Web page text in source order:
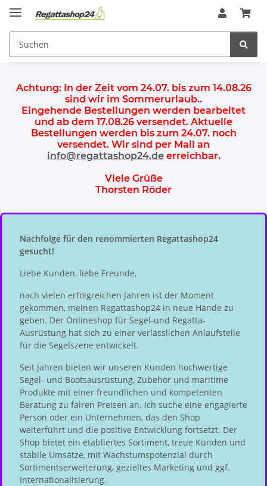
Achtung: In der Zeit vom 24.07. bis zum 14.08.26
sind wir im Sommerurlaub..
Eingehende Bestellungen werden bearbeitet
und ab dem 17.08.26 versendet. Aktuelle
Bestellungen werden bis zum 24.07.noch
versendet. Wir sind per Mail an
info@regattashop24.deerreichbar.
Viele Grüße
Thorsten Röder
Nachfolge für den renommierten Regattashop24
gesucht!
Liebe Kunden, liebe Freunde,
nach vielen erfolgreichen Jahren ist der Moment
gekommen, meinen Regattashop24 in neue Hände zu
geben. Der Onlineshop für Segel-und Regatta-
Ausrüstung hat sich zu einer verlässlichen Anlaufstelle
für die Segelszene entwickelt.
Seit Jahren bieten wir unseren Kunden hochwertige
Segel- und Bootsausrüstung, Zubehör und maritime
Produkte mit einer freundlichen und kompetenten
Beratung zu fairen Preisen an. Ich suche eine engagierte
Person oder ein Unternehmen, das den Shop
weiterführt und die positive Entwicklung fortsetzt. Der
Shop bietet ein etabliertes Sortiment, treue Kunden und
stabile Umsätze, mit Wachstumspotenzial durch
Sortimentserweiterung, gezieltes Marketing und ggf.
Internationalisierung.